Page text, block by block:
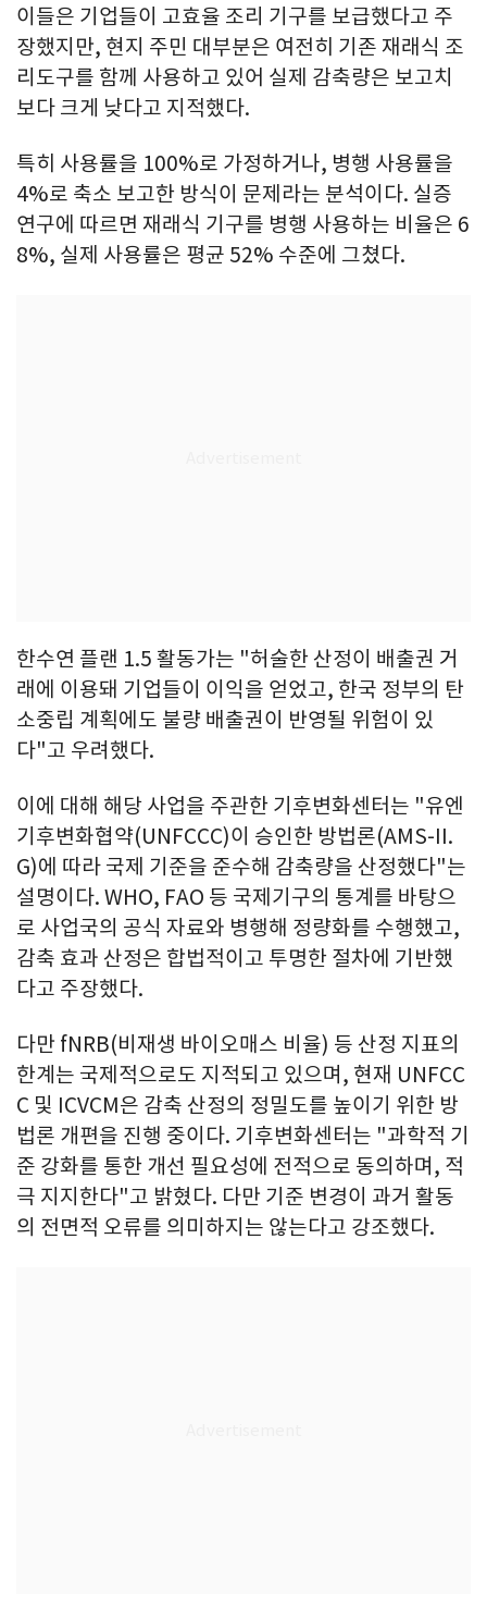
이들은 기업들이 고효율 조리 기구를 보급했다고 주
장했지만, 현지 주민 대부분은 여전히 기존 재래식 조
리도구를 함께 사용하고 있어 실제 감축량은 보고치
보다 크게 낮다고 지적했다.
특히 사용률을 100%로 가정하거나, 병행 사용률을
4%로 축소 보고한 방식이 문제라는 분석이다. 실증
연구에 따르면 재래식 기구를 병행 사용하는 비율은 6
8%, 실제 사용률은 평균 52% 수준에 그쳤다.
한수연 플랜 1.5 활동가는 "허술한 산정이 배출권 거
래에 이용돼 기업들이 이익을 얻었고, 한국 정부의 탄
소중립 계획에도 불량 배출권이 반영될 위험이 있
다"고 우려했다.
이에 대해 해당 사업을 주관한 기후변화센터는 "유엔
기후변화협약(UNFCCC)이 승인한 방법론(AMS-II.
G)에 따라 국제 기준을 준수해 감축량을 산정했다"는
설명이다. WHO, FAO 등 국제기구의 통계를 바탕으
로 사업국의 공식 자료와 병행해 정량화를 수행했고,
감축 효과 산정은 합법적이고 투명한 절차에 기반했
다고 주장했다.
다만 fNRB(비재생 바이오매스 비율) 등 산정 지표의
한계는 국제적으로도 지적되고 있으며, 현재 UNFCC
C 및 ICVCM은 감축 산정의 정밀도를 높이기 위한 방
법론 개편을 진행 중이다. 기후변화센터는 "과학적 기
준 강화를 통한 개선 필요성에 전적으로 동의하며, 적
극 지지한다"고 밝혔다. 다만 기준 변경이 과거 활동
의 전면적 오류를 의미하지는 않는다고 강조했다.